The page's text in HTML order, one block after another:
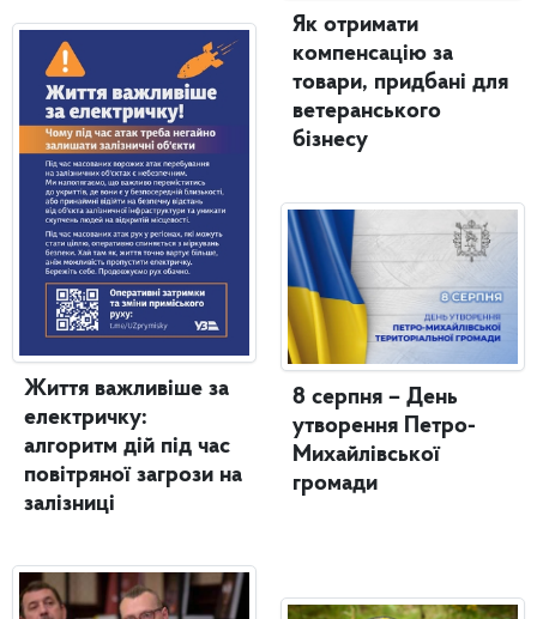
Життя важливіше за
електричку:
алгоритм дій під час
повітряної загрози на
залізниці
Як отримати
компенсацію за
товари, придбані для
ветеранського
бізнесу
8 серпня – День
утворення Петро-
Михайлівської
громади